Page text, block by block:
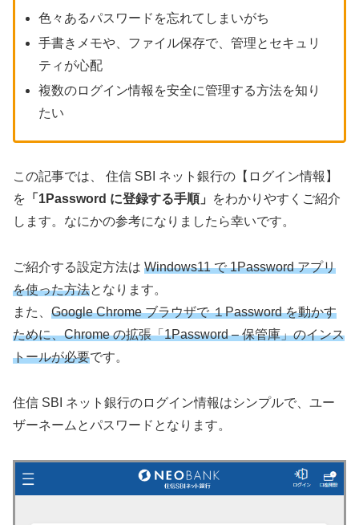
色々あるパスワードを忘れてしまいがち
手書きメモや、ファイル保存で、管理とセキュリ
ティが心配
複数のログイン情報を安全に管理する方法を知り
たい
この記事では、 住信 SBI ネット銀行の【ログイン情報】
を 「1Password に登録する手順」
をわかりやすくご紹介
します。なにかの参考になりましたら幸いです。
ご紹介する設定方法は Windows11 で 1Password アプリ
を使った方法となります。
また、 Google Chrome ブラウザで １Password を動かす
ために、Chrome の拡張「1Password – 保管庫」のインス
トールが必要です。
住信 SBI ネット銀行のログイン情報はシンプルで、ユー
ザーネームとパスワードとなります。